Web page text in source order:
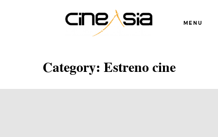
MENU
Category: Estreno cine